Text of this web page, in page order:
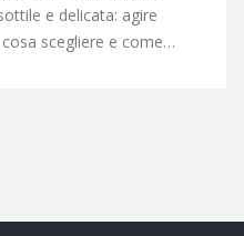
e delicata: agire
scegliere e come